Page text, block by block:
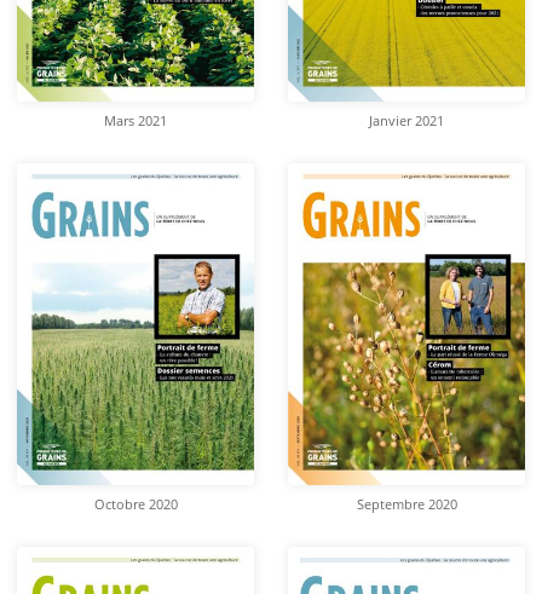
Mars 2021 Janvier 2021
Octobre 2020 Septembre 2020